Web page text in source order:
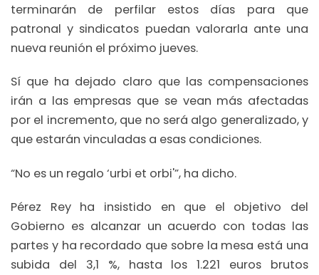
terminarán de perfilar estos días para que
patronal y sindicatos puedan valorarla ante una
nueva reunión el próximo jueves.
Sí que ha dejado claro que las compensaciones
irán a las empresas que se vean más afectadas
por el incremento, que no será algo generalizado, y
que estarán vinculadas a esas condiciones.
“No es un regalo ‘urbi et orbi'”, ha dicho.
Pérez Rey ha insistido en que el objetivo del
Gobierno es alcanzar un acuerdo con todas las
partes y ha recordado que sobre la mesa está una
subida del 3,1 %, hasta los 1.221 euros brutos